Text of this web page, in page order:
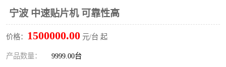
宁波 中速贴片机 可靠性高
价格： 1500000.00 元/台 起
产品数量： 9999.00台